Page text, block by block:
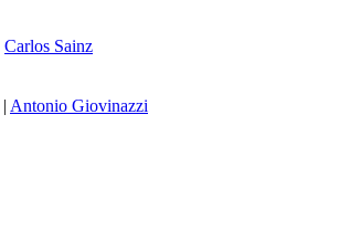
Carlos Sainz
| Antonio Giovinazzi